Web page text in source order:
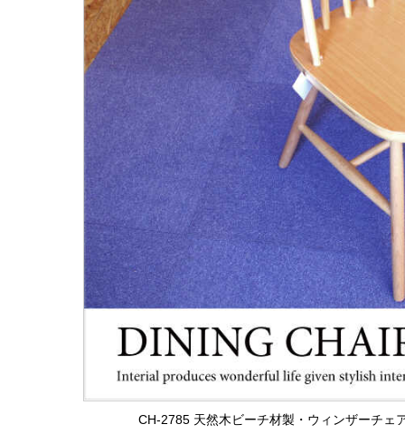
CH-2785 天然木ビーチ材製・ウィンザーチェ